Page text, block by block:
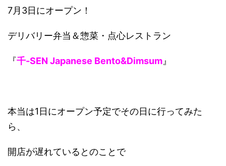
7月3日にオープン！
デリバリー弁当＆惣菜・点心レストラン
『千-SEN Japanese Bento&Dimsum 』
本当は1日にオープン予定でその日に行ってみた
ら、
開店が遅れているとのことで